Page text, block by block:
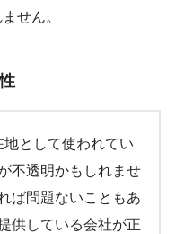
せん。
として使われてい
不透明かもしれませ
ば問題ないこともあ
供している会社が正